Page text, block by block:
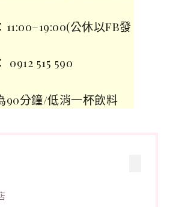
11:00–19:00(公休以FB發
0912 515 590
90分鐘/低消一杯飲料